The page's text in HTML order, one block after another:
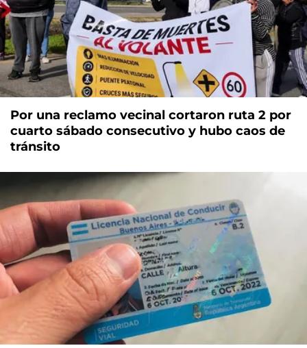
Por una reclamo vecinal cortaron ruta 2 por
cuarto sábado consecutivo y hubo caos de
tránsito